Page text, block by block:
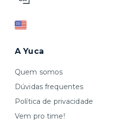
A Yuca
Quem somos
Dúvidas frequentes
Política de privacidade
Vem pro time!